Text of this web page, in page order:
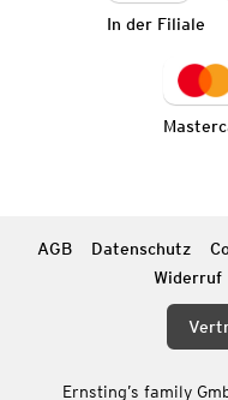
In der Filiale
AGB Datenschutz
Widerruf
Ernsting’s family